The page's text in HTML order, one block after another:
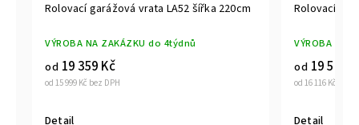
Rolovací garážová vrata LA52 šířka 220cm
VÝROBA NA ZAKÁZKU do 4týdnů
od 15 999 Kč bez DPH
od 19 359 Kč
Detail
Rolovací
VÝROBA NA
od 16 116 Kč bez
od 19 500
Detail